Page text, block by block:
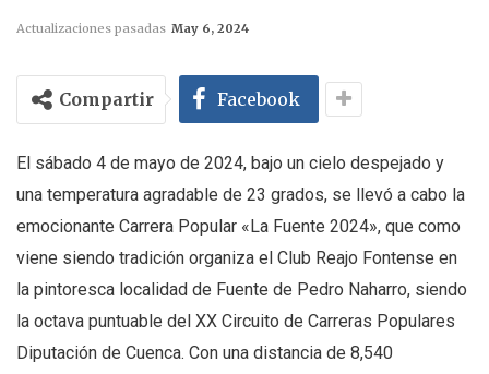
Actualizaciones pasadas May 6, 2024
Compartir Facebook
El sábado 4 de mayo de 2024, bajo un cielo despejado y
una temperatura agradable de 23 grados, se llevó a cabo la
emocionante Carrera Popular «La Fuente 2024», que como
viene siendo tradición organiza el Club Reajo Fontense en
la pintoresca localidad de Fuente de Pedro Naharro, siendo
la octava puntuable del XX Circuito de Carreras Populares
Diputación de Cuenca. Con una distancia de 8,540